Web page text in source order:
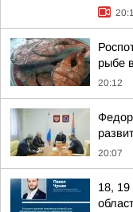
рыбе
20:12
20:07
18, 19